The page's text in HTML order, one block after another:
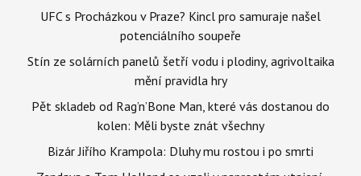
UFC s Procházkou v Praze? Kincl pro samuraje našel
potenciálního soupeře
Stín ze solárních panelů šetří vodu i plodiny, agrivoltaika
mění pravidla hry
Pět skladeb od Rag’n’Bone Man, které vás dostanou do
kolen: Měli byste znát všechny
Bizár Jiřího Krampola: Dluhy mu rostou i po smrti